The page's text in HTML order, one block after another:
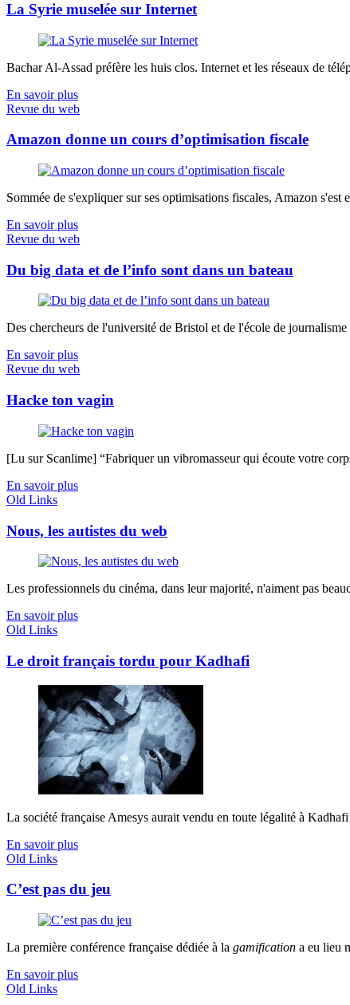
La Syrie muselée sur Internet
Bachar Al-Assad préfère les huis clos. Internet et les réseaux de
En savoir plus
Revue du web
Amazon donne un cours d’optimisation fiscale
Sommée de s'expliquer sur ses optimisations fiscales, Amazon
En savoir plus
Revue du web
Du big data et de l’info sont dans un bateau
Des chercheurs de l'université de Bristol et de l'école de
En savoir plus
Revue du web
Hacke ton vagin
[Lu sur Scanlime] “Fabriquer un vibromasseur qui écoute votre
En savoir plus
Old Links
Nous, les autistes du web
Les professionnels du cinéma, dans leur majorité, n'aiment pas
En savoir plus
Old Links
Le droit français tordu pour Kadhafi
La société française Amesys aurait vendu en toute légalité à
En savoir plus
Old Links
C’est pas du jeu
La première conférence française dédiée à la gamification a eu lieu
En savoir plus
Old Links